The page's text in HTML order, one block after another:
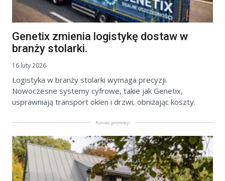
Genetix zmienia logistykę dostaw w
branży stolarki.
16 luty 2026
Logistyka w branży stolarki wymaga precyzji.
Nowoczesne systemy cyfrowe, takie jak Genetix,
usprawniają transport okien i drzwi, obniżając koszty.
Koniec promocji